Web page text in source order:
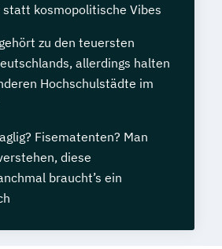
statt kosmopolitische Vibes
zu den teuersten
allerdings halten
Hochschulstädte im
Fisematenten? Man
diese
braucht’s ein